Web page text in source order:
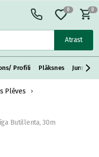
Atrast
0 0
Profili Plāksnes Jumta
Plēves
Butillenta, 30m